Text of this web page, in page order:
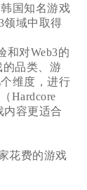
国知名游戏
领域中取得
对Web3的
的品类、游
维度，进行
Hardcore
内容更适合
花费的游戏